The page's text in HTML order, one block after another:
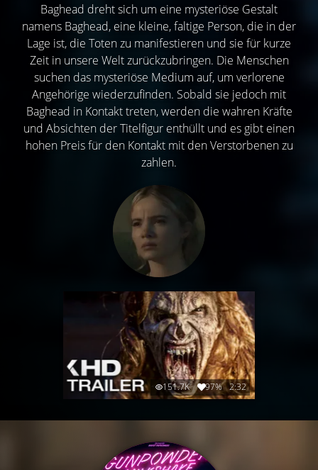
Baghead dreht sich um eine mysteriöse Gestalt
namens Baghead, eine kleine, faltige Person, die in der
Lage ist, die Toten zu manifestieren und sie für kurze
Zeit in unsere Welt zurückzubringen. Die Menschen
suchen das mysteriöse Medium auf, um verlorene
Angehörige wiederzufinden. Sobald sie jedoch mit
Baghead in Kontakt treten, werden die wahren Kräfte
und Absichten der Titelfigur enthüllt und es gibt einen
hohen Preis für den Kontakt mit den Verstorbenen zu
zahlen.
151.7K 97% 2:32